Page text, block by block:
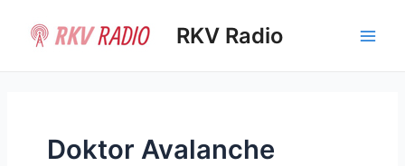
contenido
RKV Radio
Doktor Avalanche